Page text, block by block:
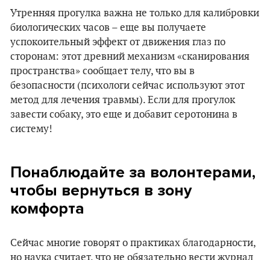
Утренняя прогулка важна не только для калибровки
биологических часов – еще вы получаете
успокоительный эффект от движения глаз по
сторонам: этот древний механизм «сканирования
пространства» сообщает телу, что вы в
безопасности (психологи сейчас используют этот
метод для лечения травмы). Если для прогулок
завести собаку, это еще и добавит серотонина в
систему!
Понаблюдайте за волонтерами,
чтобы вернуться в зону
комфорта
Сейчас многие говорят о практиках благодарности,
но наука считает, что не обязательно вести журнал